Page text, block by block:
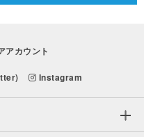
アカウント
Instagram